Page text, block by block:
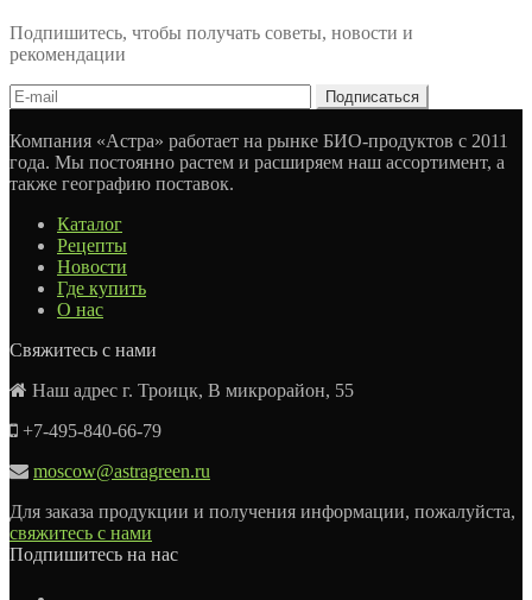
Подпишитесь, чтобы получать советы, новости и
рекомендации
Компания «Астра» работает на рынке БИО-продуктов с 2011
года. Мы постоянно растем и расширяем наш ассортимент, а
также географию поставок.
Каталог
Рецепты
Новости
Где купить
О нас
Свяжитесь с нами
Наш адрес г. Троицк, В микрорайон, 55
+7-495-840-66-79
moscow@astragreen.ru
Для заказа продукции и получения информации, пожалуйста,
свяжитесь с нами
Подпишитесь на нас